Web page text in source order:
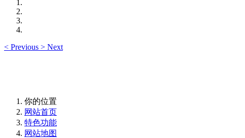
< Previous > Next
你的位置
网站首页
特色功能
网站地图